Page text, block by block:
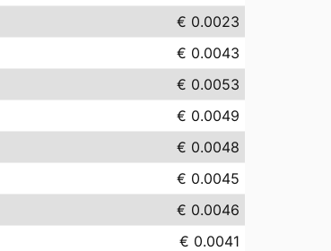
€ 0.0023
€ 0.0043
€ 0.0053
€ 0.0049
€ 0.0048
€ 0.0045
€ 0.0046
€ 0.0041